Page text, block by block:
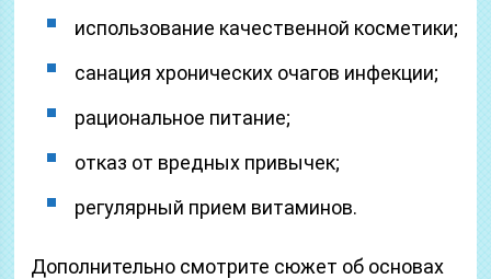
использование качественной косметики;
санация хронических очагов инфекции;
рациональное питание;
отказ от вредных привычек;
регулярный прием витаминов.
Дополнительно смотрите сюжет об основах